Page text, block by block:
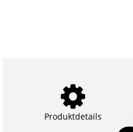
Produktdetails